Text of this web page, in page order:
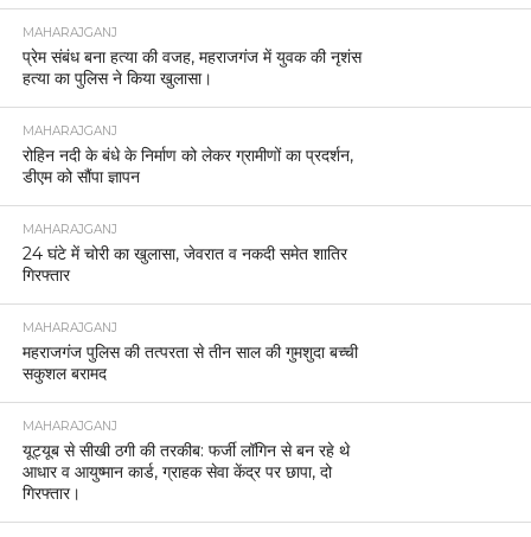
MAHARAJGANJ
प्रेम संबंध बना हत्या की वजह, महराजगंज में युवक की नृशंस
हत्या का पुलिस ने किया खुलासा।
MAHARAJGANJ
रोहिन नदी के बंधे के निर्माण को लेकर ग्रामीणों का प्रदर्शन,
डीएम को सौंपा ज्ञापन
MAHARAJGANJ
24 घंटे में चोरी का खुलासा, जेवरात व नकदी समेत शातिर
गिरफ्तार
MAHARAJGANJ
महराजगंज पुलिस की तत्परता से तीन साल की गुमशुदा बच्ची
सकुशल बरामद
MAHARAJGANJ
यूट्यूब से सीखी ठगी की तरकीब: फर्जी लॉगिन से बन रहे थे
आधार व आयुष्मान कार्ड, ग्राहक सेवा केंद्र पर छापा, दो
गिरफ्तार।